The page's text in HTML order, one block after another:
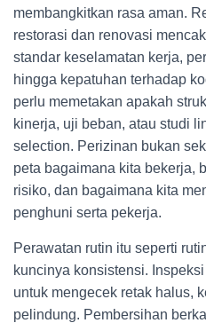
membangkitkan rasa aman.
restorasi dan renovasi
standar keselamatan kerja,
hingga kepatuhan terhadap
perlu memetakan apakah
kinerja, uji beban, atau studi
selection. Perizinan bukan
peta bagaimana kita bekerja,
risiko, dan bagaimana kita
penghuni serta pekerja.
Perawatan rutin itu seperti
kuncinya konsistensi.
untuk mengecek retak halus,
pelindung. Pembersihan